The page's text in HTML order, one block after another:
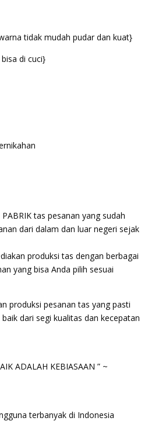
tidak mudah pudar dan kuat}
di cuci}
tas pesanan yang sudah
dari dalam dan luar negeri sejak
produksi tas dengan berbagai
yang bisa Anda pilih sesuai
produksi pesanan tas yang pasti
dari segi kualitas dan kecepatan
ADALAH KEBIASAAN ” ~
terbanyak di Indonesia